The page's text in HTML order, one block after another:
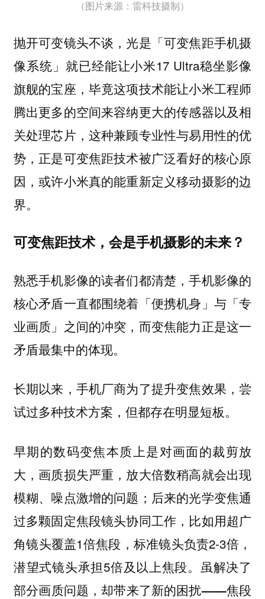
（图片来源：雷科技摄制）
抛开可变镜头不谈，光是「可变焦距手机摄
像系统」就已经能让小米17 Ultra稳坐影像
旗舰的宝座，毕竟这项技术能让小米工程师
腾出更多的空间来容纳更大的传感器以及相
关处理芯片，这种兼顾专业性与易用性的优
势，正是可变焦距技术被广泛看好的核心原
因，或许小米真的能重新定义移动摄影的边
界。
可变焦距技术，会是手机摄影的未来？
熟悉手机影像的读者们都清楚，手机影像的
核心矛盾一直都围绕着「便携机身」与「专
业画质」之间的冲突，而变焦能力正是这一
矛盾最集中的体现。
长期以来，手机厂商为了提升变焦效果，尝
试过多种技术方案，但都存在明显短板。
早期的数码变焦本质上是对画面的裁剪放
大，画质损失严重，放大倍数稍高就会出现
模糊、噪点激增的问题；后来的光学变焦通
过多颗固定焦段镜头协同工作，比如用超广
角镜头覆盖1倍焦段，标准镜头负责2-3倍，
潜望式镜头承担5倍及以上焦段。 虽解决了
部分画质问题，却带来了新的困扰——焦段